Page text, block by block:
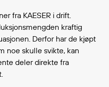
fra KAESER i drift.
kraftig
Derfor har de kjøpt
noe skulle svikte, kan
deler direkte fra